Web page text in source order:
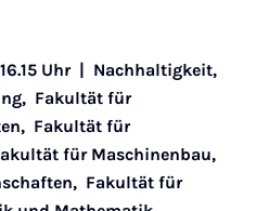
Uhr | Nachhaltigkeit,
, Fakultät für
, Fakultät für
für Maschinenbau,
, Fakultät für